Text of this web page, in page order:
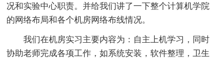
况和实验中心职责。并给我们讲了一下整个计算机学院
的网络布局和各个机房网络布线情况。
我们在机房实习主要内容为：自主上机学习，同时
协助老师完成各项工作，如系统安装，软件整理，卫生